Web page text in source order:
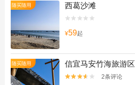
随买随用 西葛沙滩


¥59起
随买随用 信宜马安竹海旅游区

 2条评论